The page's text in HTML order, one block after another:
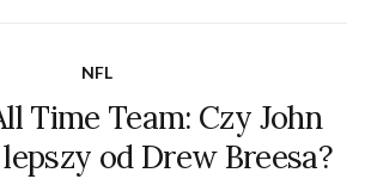
NFL
Time Team: Czy John
od Drew Breesa?